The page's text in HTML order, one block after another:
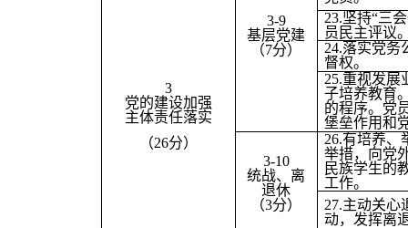
3
党的建设加强
主体责任落实
（26分）
3-9
基层党建
（7分）
23.坚持“三
员民主评议
24.落实党务
督权。
25.重视发展
子培养教育
的程序。党
堡垒作用和
3-10
统战、离
退休
（3分）
26.有培养、
举措，向党
民族学生的
工作。
27.主动关心
动，发挥离